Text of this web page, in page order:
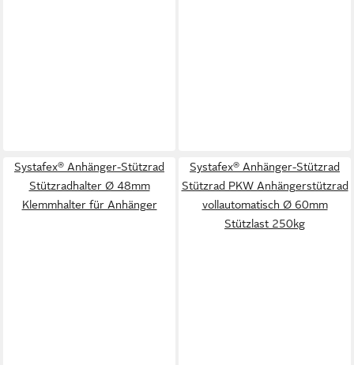
Systafex® Anhänger-Stützrad
Stützradhalter Ø 48mm
Klemmhalter für Anhänger
Systafex® Anhänger-Stützrad
Stützrad PKW Anhängerstützrad
vollautomatisch Ø 60mm
Stützlast 250kg